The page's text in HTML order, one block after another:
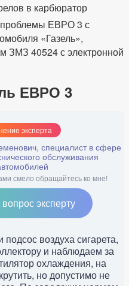
в карбюратор
проблемы ЕВРО 3 с
«Газель»,
ЗМЗ 40524 с электронной
ЕВРО 3
эксперта
специалист в сфере
обслуживания
смело обращайтесь ко мне!
эксперту
воздуха сигарета,
и наблюдаем за
охлаждения, на
но допустимо не